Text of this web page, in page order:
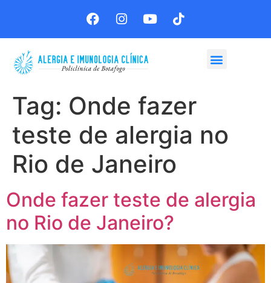
Tag: Onde fazer
teste de alergia no
Rio de Janeiro
Onde fazer teste de alergia
no Rio de Janeiro?